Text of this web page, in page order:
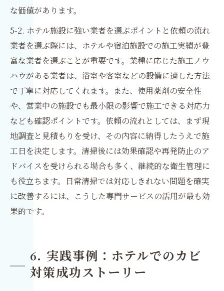
な価値があります。
5-2. ホテル施設に強い業者を選ぶポイントと依頼の流れ
業者を選ぶ際には、ホテルや宿泊施設での施工実績が豊
富な業者を選ぶことが重要です。業種に応じた施工ノウ
ハウがある業者は、浴室や客室などの設備に適した方法
で丁寧に対応してくれます。また、使用薬剤の安全性
や、営業中の施設でも最小限の影響で施工できる対応力
なども確認ポイントです。依頼の流れとしては、まず現
地調査と見積もりを受け、その内容に納得したうえで施
工日を決定します。清掃後には効果確認や再発防止のア
ドバイスを受けられる場合も多く、継続的な衛生管理に
も役立ちます。日常清掃では対応しきれない問題を確実
に改善するには、こうした専門サービスの活用が最も効
果的です。
6. 実践事例：ホテルでのカビ
対策成功ストーリー